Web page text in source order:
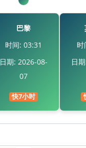
巴黎
时间: 03:31
日期: 2026-08-
07
快7小时
时
日